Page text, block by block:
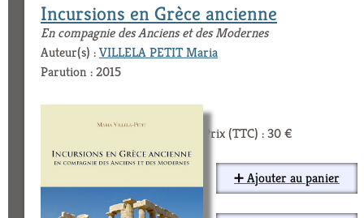
Incursions en Grèce ancienne
En compagnie des Anciens et des Modernes
Auteur(s) :VILLELA PETIT Maria
Parution : 2015
Prix (TTC) : 30 €
➕ Ajouter au panier